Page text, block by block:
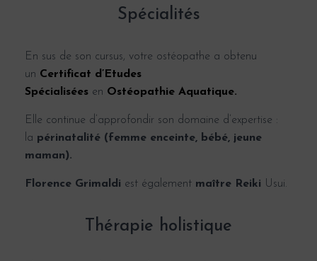
Spécialités
En sus de son cursus, votre ostéopathe a obtenu
un Certificat d’Etudes
Spécialisées en Ostéopathie Aquatique.
Elle continue d’approfondir son domaine d’expertise :
la périnatalité (femme enceinte, bébé, jeune
maman).
Florence Grimaldi est également maître Reiki Usui.
Thérapie holistique